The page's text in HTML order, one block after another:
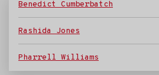
Benedict Cumberbatch
Rashida Jones
Pharrell Williams